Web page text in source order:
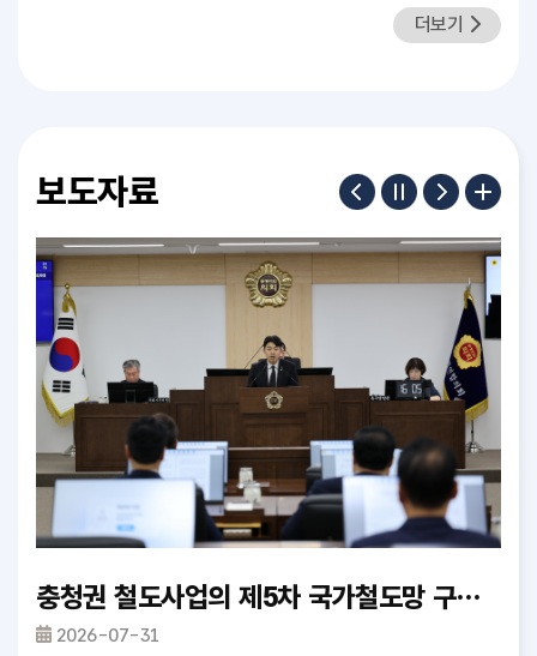
더보기
보도자료
충청권 철도사업의 제5차 국가철도망 구축계획 반영 촉구 건의안_정재우 의원
2026-07-31